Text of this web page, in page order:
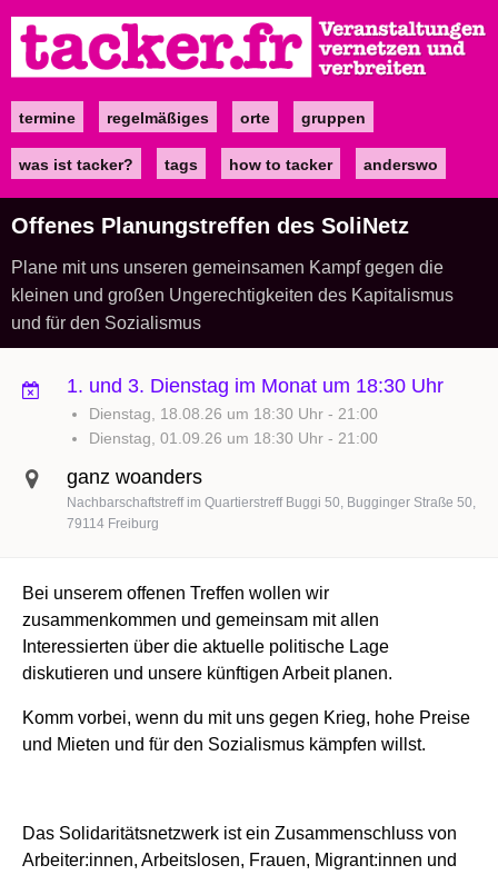
zum
Inhalt
Maintermine regelmäßiges orte gruppen
was ist tacker? tags how to tacker anderswo
Offenes Planungstreffen des SoliNetz
Plane mit uns unseren gemeinsamen Kampf gegen die
kleinen und großen Ungerechtigkeiten des Kapitalismus
und für den Sozialismus
1. und 3. Dienstag im Monat um 18:30 Uhr
Dienstag, 18.08.26 um 18:30 Uhr - 21:00
Dienstag, 01.09.26 um 18:30 Uhr - 21:00
ganz woanders
Nachbarschaftstreff im Quartierstreff Buggi 50, Bugginger Straße 50,
79114 Freiburg
Bei unserem offenen Treffen wollen wir
zusammenkommen und gemeinsam mit allen
Interessierten über die aktuelle politische Lage
diskutieren und unsere künftigen Arbeit planen.
Komm vorbei, wenn du mit uns gegen Krieg, hohe Preise
und Mieten und für den Sozialismus kämpfen willst.
Das Solidaritätsnetzwerk ist ein Zusammenschluss von
Arbeiter:innen, Arbeitslosen, Frauen, Migrant:innen und